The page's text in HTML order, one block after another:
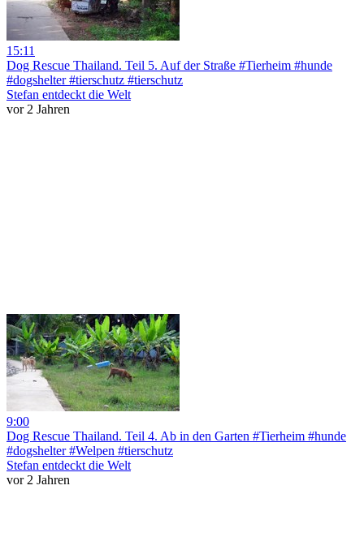
15:11
Dog Rescue Thailand. Teil 5. Auf der Straße #Tierheim #hunde
#dogshelter #tierschutz #tierschutz
Stefan entdeckt die Welt
vor 2 Jahren
9:00
Dog Rescue Thailand. Teil 4. Ab in den Garten #Tierheim #hunde
#dogshelter #Welpen #tierschutz
Stefan entdeckt die Welt
vor 2 Jahren